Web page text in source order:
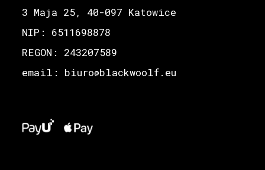
3 Maja 25, 40-097 Katowice
NIP: 6511698878
REGON: 243207589
email: biuro@blackwoolf.eu